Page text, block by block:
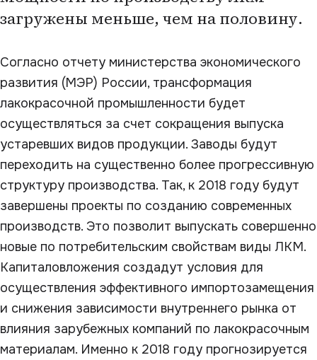
загружены меньше, чем на половину.
Согласно отчету министерства экономического
развития (МЭР) России, трансформация
лакокрасочной промышленности будет
осуществляться за счет сокращения выпуска
устаревших видов продукции. Заводы будут
переходить на существенно более прогрессивную
структуру производства. Так, к 2018 году будут
завершены проекты по созданию современных
производств. Это позволит выпускать совершенно
новые по потребительским свойствам виды ЛКМ.
Капиталовложения создадут условия для
осуществления эффективного импортозамещения
и снижения зависимости внутреннего рынка от
влияния зарубежных компаний по лакокрасочным
материалам. Именно к 2018 году прогнозируется